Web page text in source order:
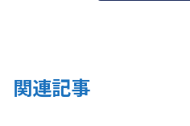
関連記事